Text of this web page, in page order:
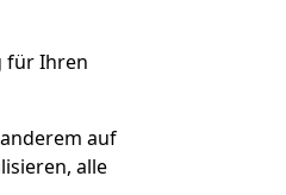
für Ihren
auf
alle